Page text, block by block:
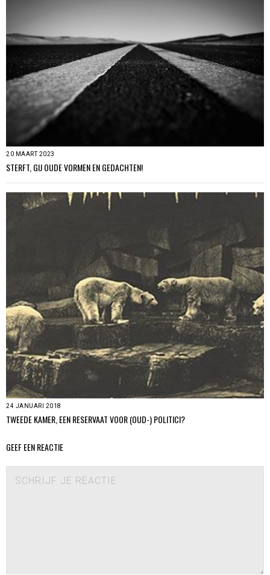
20 MAART 2023
STERFT, GIJ OUDE VORMEN EN GEDACHTEN!
24 JANUARI 2018
TWEEDE KAMER, EEN RESERVAAT VOOR (OUD-) POLITICI?
GEEF EEN REACTIE